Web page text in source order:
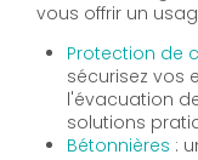
vous offrir un
Protection de
sécurisez vos
l'évacuation
solutions
Bétonnières :